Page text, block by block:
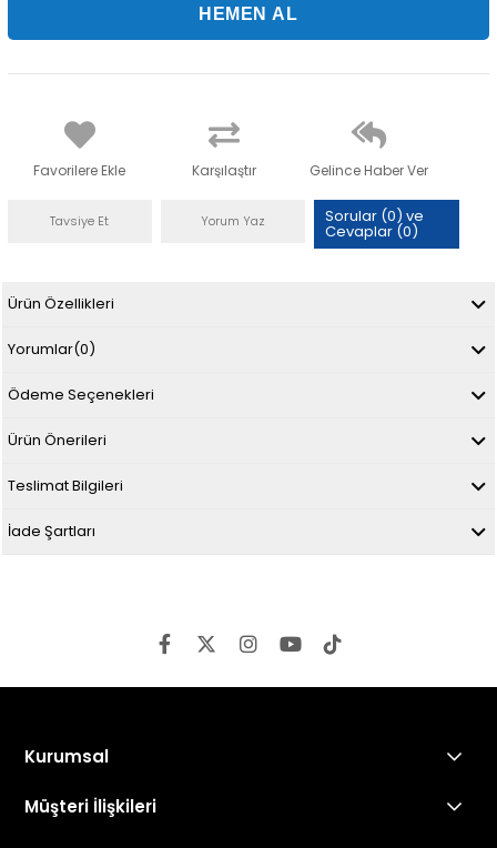
Favorilere Ekle Karşılaştır Gelince Haber Ver
Tavsiye Et Yorum Yaz Sorular (0) ve
Cevaplar (0)
Ürün Özellikleri
Yorumlar(0)
Ödeme Seçenekleri
Ürün Önerileri
Teslimat Bilgileri
İade Şartları
Kurumsal
Müşteri İlişkileri